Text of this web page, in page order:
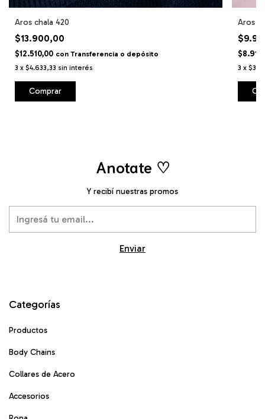
Aros chala 420
$13.900,00
$12.510,00 con Transferencia o depósito
3 x $4.633,33 sin interés
Comprar
Aros
3 x
Anotate ♡
Y recibí nuestras promos
Categorías
Productos
Body Chains
Collares de Acero
Accesorios